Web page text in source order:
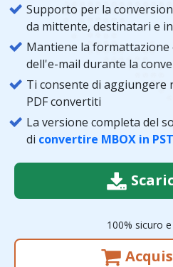
Supporto per la
da mittente, destinatari e
Mantiene la
dell'e-mail durante la
Ti consente di aggiungere
PDF convertiti
La versione completa del
di convertire MBOX in PST
100% sicuro